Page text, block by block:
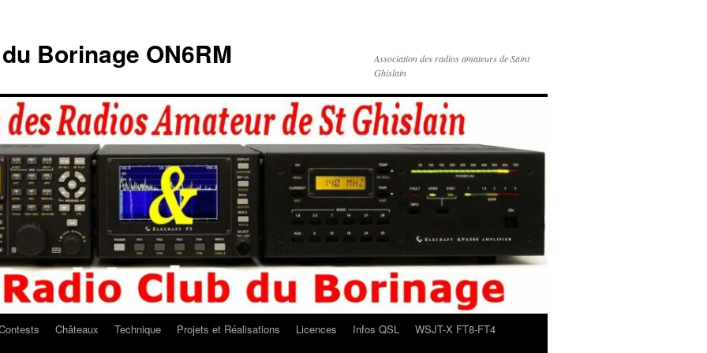
Borinage ON6RM
Association des radios amateurs de Saint
Ghislain
Châteaux Technique Projets et Réalisations Licences Infos QSL
WSJT-X FT8-FT4